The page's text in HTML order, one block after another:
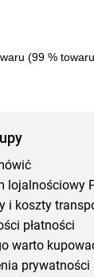
(99 %
lojalnościowy
i koszty
płatności
warto
prywatności